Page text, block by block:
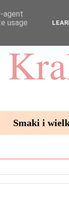
Smaki i
agent
usage